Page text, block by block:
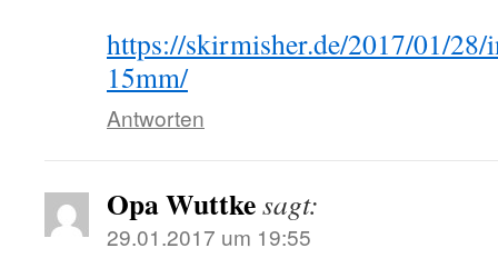
https://skirmisher.de/2017/01/
15mm/
Antworten
Opa Wuttkesagt:
29.01.2017 um 19:55